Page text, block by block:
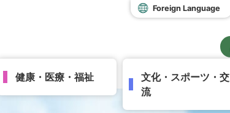
Foreign Language
健康・医療・福祉
文化・スポーツ・交
流